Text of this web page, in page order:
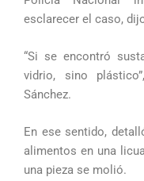
esclarecer el caso,
“Si se encontró
vidrio, sino
Sánchez.
En ese sentido,
alimentos en una
una pieza se molió.